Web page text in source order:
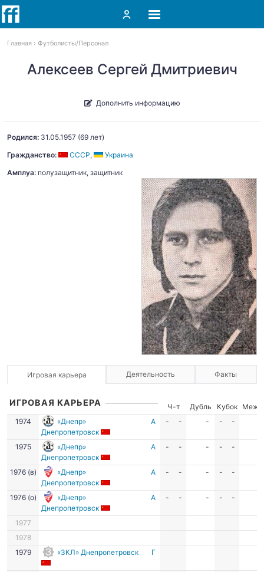
Главная Футболисты Персонал
Алексеев Сергей Дмитриевич
Дополнить информацию
Родился: 31.05.1957 (69 лет)
Гражданство:
СССР,
Украина
Амплуа: полузащитник, защитник
Игровая карьера Деятельность Факты
ИГРОВАЯ КАРЬЕРА Ч-т Дубль Кубок
Межд.
1974
«Днепр»
Днепропетровск
А - - - - -
1975
«Днепр»
Днепропетровск
А - - - - -
1976 (в)
«Днепр»
Днепропетровск
А - - - - -
1976 (о)
«Днепр»
Днепропетровск
А - - - - -
1977
1978
1979
«ЗКЛ» Днепропетровск Г